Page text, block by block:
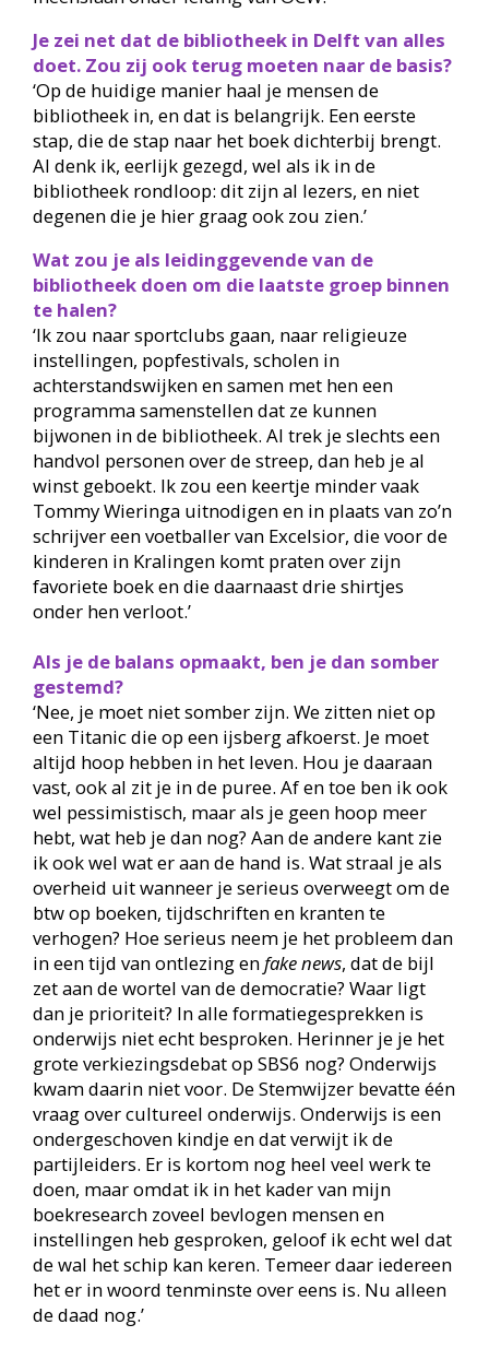
Je zei net dat de bibliotheek in Delft van alles
doet. Zou zij ook terug moeten naar de basis?
‘Op de huidige manier haal je mensen de
bibliotheek in, en dat is belangrijk. Een eerste
stap, die de stap naar het boek dichterbij brengt.
Al denk ik, eerlijk gezegd, wel als ik in de
bibliotheek rondloop: dit zijn al lezers, en niet
degenen die je hier graag ook zou zien.’
Wat zou je als leidinggevende van de
bibliotheek doen om die laatste groep binnen
te halen?
‘Ik zou naar sportclubs gaan, naar religieuze
instellingen, popfestivals, scholen in
achterstandswijken en samen met hen een
programma samenstellen dat ze kunnen
bijwonen in de bibliotheek. Al trek je slechts een
handvol personen over de streep, dan heb je al
winst geboekt. Ik zou een keertje minder vaak
Tommy Wieringa uitnodigen en in plaats van zo’n
schrijver een voetballer van Excelsior, die voor de
kinderen in Kralingen komt praten over zijn
favoriete boek en die daarnaast drie shirtjes
onder hen verloot.’
Als je de balans opmaakt, ben je dan somber
gestemd?
‘Nee, je moet niet somber zijn. We zitten niet op
een Titanic die op een ijsberg afkoerst. Je moet
altijd hoop hebben in het leven. Hou je daaraan
vast, ook al zit je in de puree. Af en toe ben ik ook
wel pessimistisch, maar als je geen hoop meer
hebt, wat heb je dan nog? Aan de andere kant zie
ik ook wel wat er aan de hand is. Wat straal je als
overheid uit wanneer je serieus overweegt om de
btw op boeken, tijdschriften en kranten te
verhogen? Hoe serieus neem je het probleem dan
in een tijd van ontlezing enfake news, dat de bijl
zet aan de wortel van de democratie? Waar ligt
dan je prioriteit? In alle formatiegesprekken is
onderwijs niet echt besproken. Herinner je je het
grote verkiezingsdebat op SBS6 nog? Onderwijs
kwam daarin niet voor. De Stemwijzer bevatte één
vraag over cultureel onderwijs. Onderwijs is een
ondergeschoven kindje en dat verwijt ik de
partijleiders. Er is kortom nog heel veel werk te
doen, maar omdat ik in het kader van mijn
boekresearch zoveel bevlogen mensen en
instellingen heb gesproken, geloof ik echt wel dat
de wal het schip kan keren. Temeer daar iedereen
het er in woord tenminste over eens is. Nu alleen
de daad nog.’